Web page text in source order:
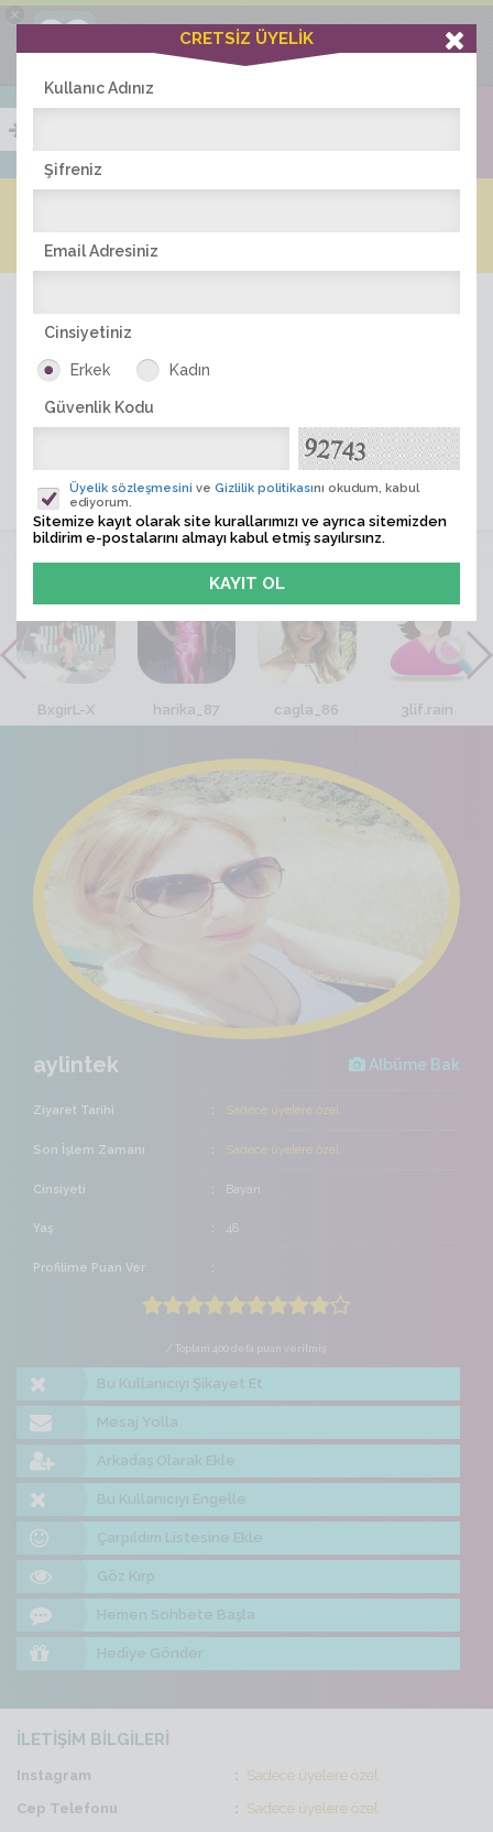
×
Ciddiask Uygulaması
+1 Hafta Gold Üyelik Kazan
Bedava - com.ciddi.ask
İNDİR
ÜYE ARA
VİTRİN
BxgirL-X harika_87 cagla_86 3lif.rain
aylintek Albüme Bak
Ziyaret Tarihi Sadece üyelere özel
Son İşlem Zamanı Sadece üyelere özel
Cinsiyeti Bayan
Yaş 48
Profilime Puan Ver
/ Toplam 400 defa puan verilmiş
Bu Kullanıcıyı Şikayet Et
Mesaj Yolla
Arkadaş Olarak Ekle
Bu Kullanıcıyı Engelle
Çarpıldım Listesine Ekle
Göz Kırp
Hemen Sohbete Başla
Hediye Gönder
İLETİŞİM BİLGİLERİ
Instagram
Sadece üyelere özel
Cep Telefonu
Sadece üyelere özel
CRETSİZ ÜYELİK
Kullanıc Adınız
Şifreniz
Email Adresiniz
Cinsiyetiniz
Erkek Kadın
Güvenlik Kodu
Üyelik sözleşmesini ve Gizlilik politikasını okudum, kabul
ediyorum.
Sitemize kayıt olarak site kurallarımızı ve ayrıca sitemizden
bildirim e-postalarını almayı kabul etmiş sayılırsınz.